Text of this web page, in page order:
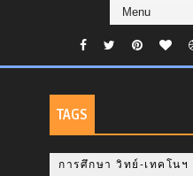
TAGS
การศึกษา วิทย์-เทคโนฯ